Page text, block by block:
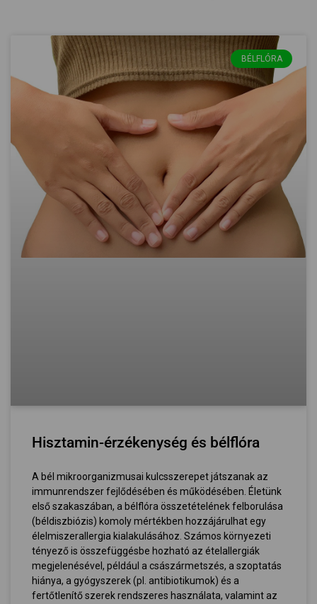
BÉLFLÓRA
Hisztamin-érzékenység és bélflóra
A bél mikroorganizmusai kulcsszerepet játszanak az
immunrendszer fejlődésében és működésében. Életünk
első szakaszában, a bélflóra összetételének felborulása
(béldiszbiózis) komoly mértékben hozzájárulhat egy
élelmiszerallergia kialakulásához. Számos környezeti
tényező is összefüggésbe hozható az ételallergiák
megjelenésével, például a császármetszés, a szoptatás
hiánya, a gyógyszerek (pl. antibiotikumok) és a
fertőtlenítő szerek rendszeres használata, valamint az